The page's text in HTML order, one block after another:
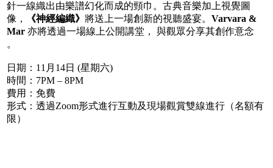
針一線織出由樂譜幻化而成的頸巾。古典音樂加上視覺圖
像，
《神經編織》 將送上一場創新的視聽盛宴。 Varvara &
Mar 亦將透過一場線上公開講堂， 與觀眾分享其創作意念
。
日期：11月14日 (星期六)
時間：7PM – 8PM
費用：免費
形式：透過Zoom形式進行互動及現場觀賞雙線進行（名額有
限）